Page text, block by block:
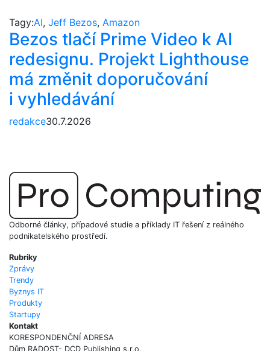
Tagy:AI, Jeff Bezos, Amazon
Bezos tlačí Prime Video k AI
redesignu. Projekt Lighthouse
má změnit doporučování
i vyhledávání
redakce30.7.2026
Odborné články, případové studie a příklady IT řešení z reálného
podnikatelského prostředí.
Rubriky
Zprávy
Trendy
Byznys IT
Produkty
Startupy
Kontakt
KORESPONDENČNÍ ADRESA
Dům RADOST- DCD Publishing s.r.o.